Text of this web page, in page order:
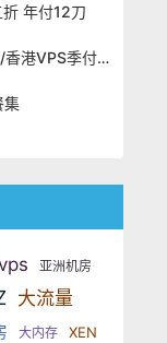
为亚洲和美
月付低至 6
VPS 产品基
为亚洲和美
月付低至 6
盖中国香
VPS 产品基
为亚洲和美
营 VPS /
覆盖中国香
VPS 产品基
月付低至 6
年付12刀
立于2023年
营 VPS /
盖中国香
配备 NVMe
月付低至 6
LOCVPS 秋季促销全场7折起 日本/香港VPS季付63元
立于2023年
营 VPS /
配备 NVMe
为亚洲和美
月付低至 6
集
覆盖中国香
配备 NVMe
为亚洲和美
月付低至 6
亚洲机房
大流量
大内存 XEN